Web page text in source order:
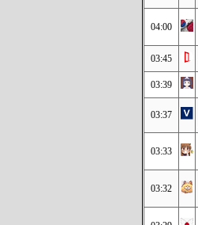
04:00
03:45
03:39
03:37
03:33
03:32